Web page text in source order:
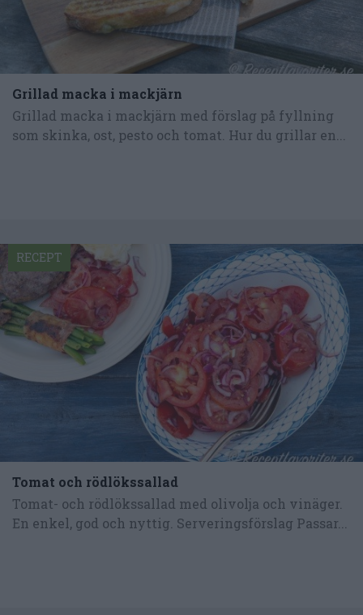
Grillad macka i mackjärn
Grillad macka i mackjärn med förslag på fyllning
som skinka, ost, pesto och tomat. Hur du grillar en...
Tomat och rödlökssallad
Tomat- och rödlökssallad med olivolja och vinäger.
En enkel, god och nyttig. Serveringsförslag Passar...
RECEPT